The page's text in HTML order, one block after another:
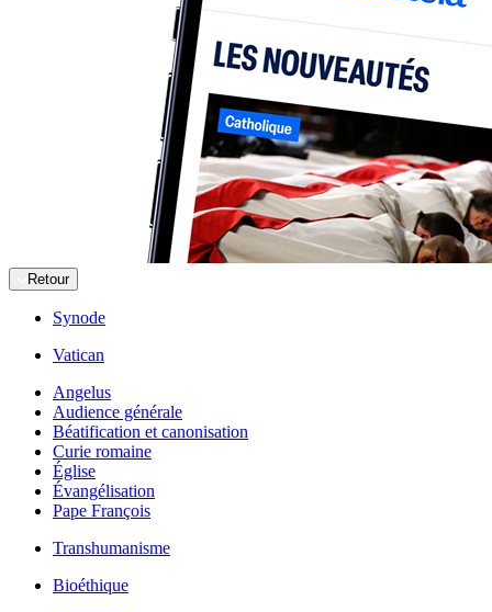
Retour
Synode
Vatican
Angelus
Audience générale
Béatification et canonisation
Curie romaine
Église
Évangélisation
Pape François
Transhumanisme
Bioéthique